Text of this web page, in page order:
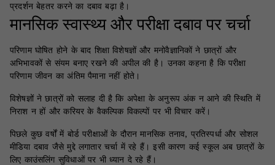
प्रदर्शन बेहतर करने का दबाव बढ़ा है।
मानसिक स्वास्थ्य और परीक्षा दबाव पर चर्चा
परिणाम घोषित होने के बाद शिक्षा विशेषज्ञों और मनोवैज्ञानिकों ने छात्रों और
अभिभावकों से संयम बनाए रखने की अपील की है। उनका कहना है कि परीक्षा
परिणाम जीवन का अंतिम पैमाना नहीं होते।
विशेषज्ञों ने छात्रों को सलाह दी है कि अपेक्षा के अनुरूप अंक न आने की स्थिति में
निराश न हों और करियर के वैकल्पिक विकल्पों पर भी विचार करें।
पिछले कुछ वर्षों में बोर्ड परीक्षाओं के दौरान मानसिक तनाव, प्रतिस्पर्धा और सोशल
मीडिया दबाव जैसे मुद्दे लगातार चर्चा में रहे हैं। इसी कारण कई स्कूल अब छात्रों के
लिए काउंसलिंग सुविधाओं पर भी ध्यान दे रहे हैं।